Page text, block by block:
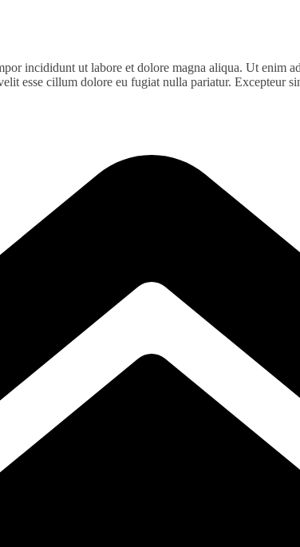
incididunt ut labore et dolore magna aliqua. Ut
esse cillum dolore eu fugiat nulla pariatur. Excepteur